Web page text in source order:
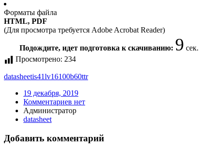
Форматы файла
HTML, PDF
(Для просмотра требуется Adobe Acrobat Reader)
Подождите, идет подготовка к скачиванию: 9 сек.
Просмотрено: 234
datasheetis41lv16100b60ttr
19 декабря, 2019
Комментариев нет
Администратор
datasheet
Добавить комментарий